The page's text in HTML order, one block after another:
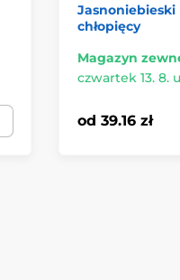
Jasnoniebieski
chłopięcy
Magazyn
czwartek 13. 8.
od 39.16 zł